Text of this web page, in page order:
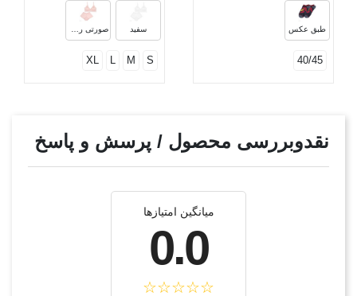
طبق عکس
40/45
سفید
S
M
L
XL
نقدوبررسی محصول / پرسش و پاسخ
میانگین امتیازها
0.0